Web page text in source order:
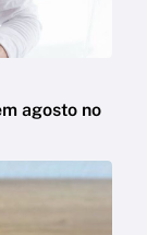
agosto no